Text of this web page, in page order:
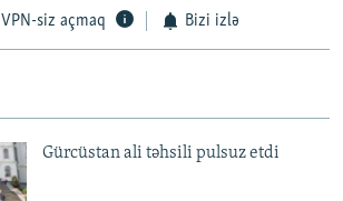
VPN-siz açmaq Bizi izlə
Gürcüstan ali təhsili pulsuz etdi